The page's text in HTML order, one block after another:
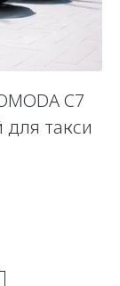
C7
такси